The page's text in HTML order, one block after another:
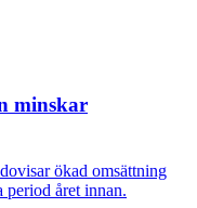
minskar
ökad omsättning
period året innan.